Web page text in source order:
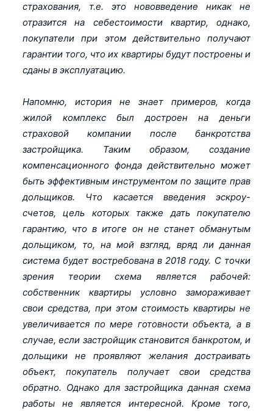
страхования, т.е. это нововведение никак не
отразится на себестоимости квартир, однако,
покупатели при этом действительно получают
гарантии того, что их квартиры будут построены и
сданы в эксплуатацию.
Напомню, история не знает примеров, когда
жилой комплекс был достроен на деньги
страховой компании после банкротства
застройщика. Таким образом, создание
компенсационного фонда действительно может
быть эффективным инструментом по защите прав
дольщиков. Что касается введения эскроу-
счетов, цель которых также дать покупателю
гарантию, что в итоге он не станет обманутым
дольщиком, то, на мой взгляд, вряд ли данная
система будет востребована в 2018 году. С точки
зрения теории схема является рабочей:
собственник квартиры условно замораживает
свои средства, при этом стоимость квартиры не
увеличивается по мере готовности объекта, а в
случае, если застройщик становится банкротом, и
дольщики не проявляют желания достраивать
объект, покупатель получает свои средства
обратно. Однако для застройщика данная схема
работы не является интересной. Кроме того,